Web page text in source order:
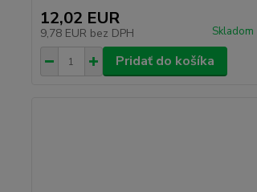
12,02 EUR
9,78 EUR bez DPH Skladom
Pridať do košíka